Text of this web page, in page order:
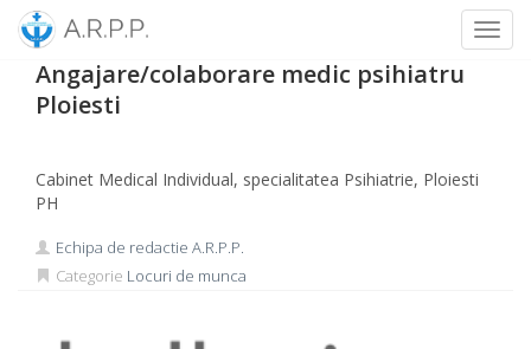
content
Angajare/colaborare medic psihiatru
Ploiesti
Cabinet Medical Individual, specialitatea Psihiatrie, Ploiesti
PH
Echipa de redactie A.R.P.P.
Categorie Locuri de munca